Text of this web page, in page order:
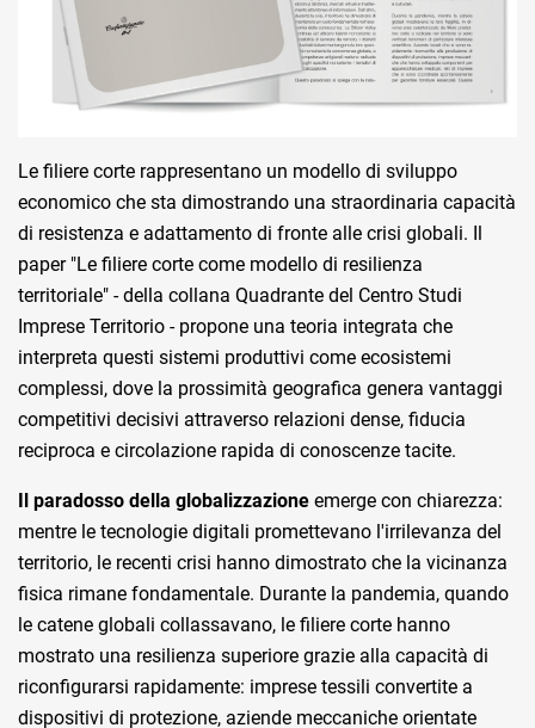
Le filiere corte rappresentano un modello di sviluppo
economico che sta dimostrando una straordinaria capacità
di resistenza e adattamento di fronte alle crisi globali. Il
paper "Le filiere corte come modello di resilienza
territoriale" - della collana Quadrante del Centro Studi
Imprese Territorio - propone una teoria integrata che
interpreta questi sistemi produttivi come ecosistemi
complessi, dove la prossimità geografica genera vantaggi
competitivi decisivi attraverso relazioni dense, fiducia
reciproca e circolazione rapida di conoscenze tacite.
Il paradosso della globalizzazione emerge con chiarezza:
mentre le tecnologie digitali promettevano l'irrilevanza del
territorio, le recenti crisi hanno dimostrato che la vicinanza
fisica rimane fondamentale. Durante la pandemia, quando
le catene globali collassavano, le filiere corte hanno
mostrato una resilienza superiore grazie alla capacità di
riconfigurarsi rapidamente: imprese tessili convertite a
dispositivi di protezione, aziende meccaniche orientate